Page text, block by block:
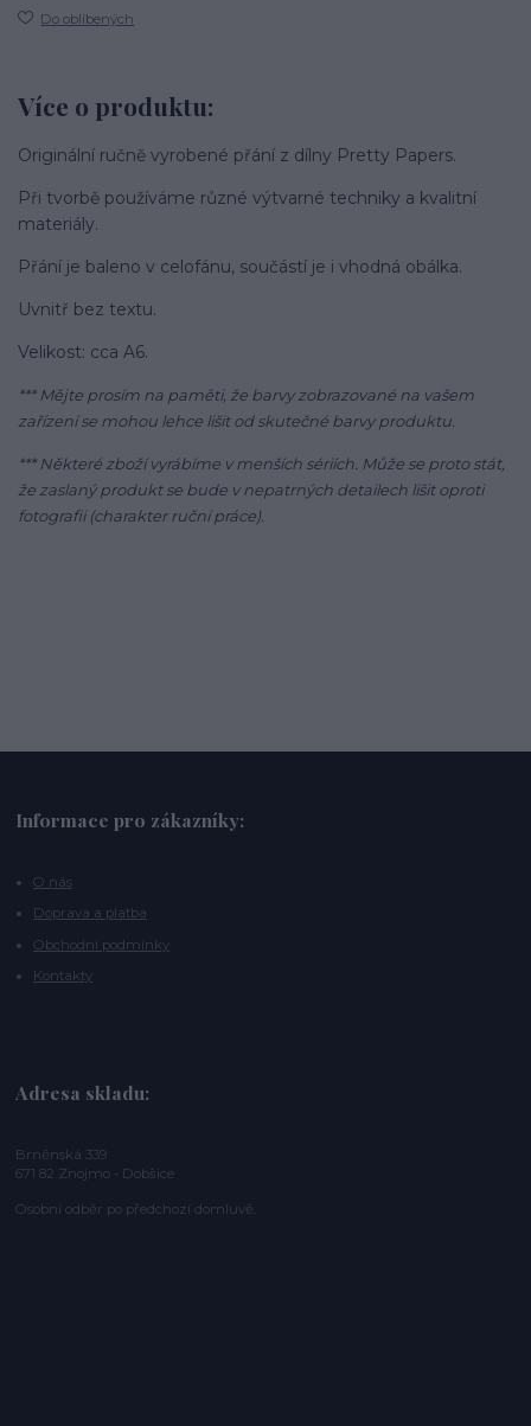
Do oblíbených
Více o produktu:
Originální ručně vyrobené přání z dílny Pretty Papers.
Při tvorbě používáme různé výtvarné techniky a kvalitní
materiály.
Přání je baleno v celofánu, součástí je i vhodná obálka.
Uvnitř bez textu.
Velikost: cca A6.
*** Mějte prosím na paměti, že barvy zobrazované na vašem
zařízení se mohou lehce lišit od skutečné barvy produktu.
*** Některé zboží vyrábíme v menších sériích. Může se proto stát,
že zaslaný produkt se bude v nepatrných detailech lišit oproti
fotografii (charakter ruční práce).
Informace pro zákazníky:
O nás
Doprava a platba
Obchodní podmínky
Kontakty
Adresa skladu:
Brněnská 339
671 82 Znojmo - Dobšice
Osobní odběr po předchozí domluvě.